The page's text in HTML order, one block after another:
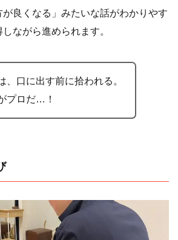
が良くなる」みたいな話がわかりやす
ながら進められます。
、口に出す前に拾われる。
プロだ…！